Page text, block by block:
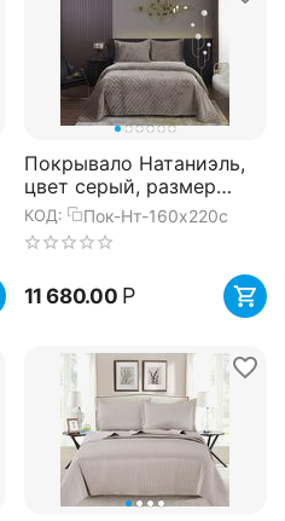
Покрывало Натаниэль,
цвет серый, размер
160х220, Sofi de Marko
КОД: Пок-Нт-160х220с
11 680.00 Р